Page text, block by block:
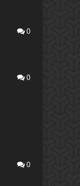
0
0
0